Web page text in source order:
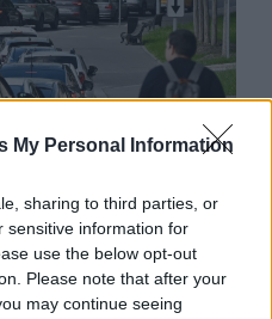
My Personal Information
sharing to third parties, or
sensitive information for
use the below opt-out
Please note that after your
may continue seeing
петролни